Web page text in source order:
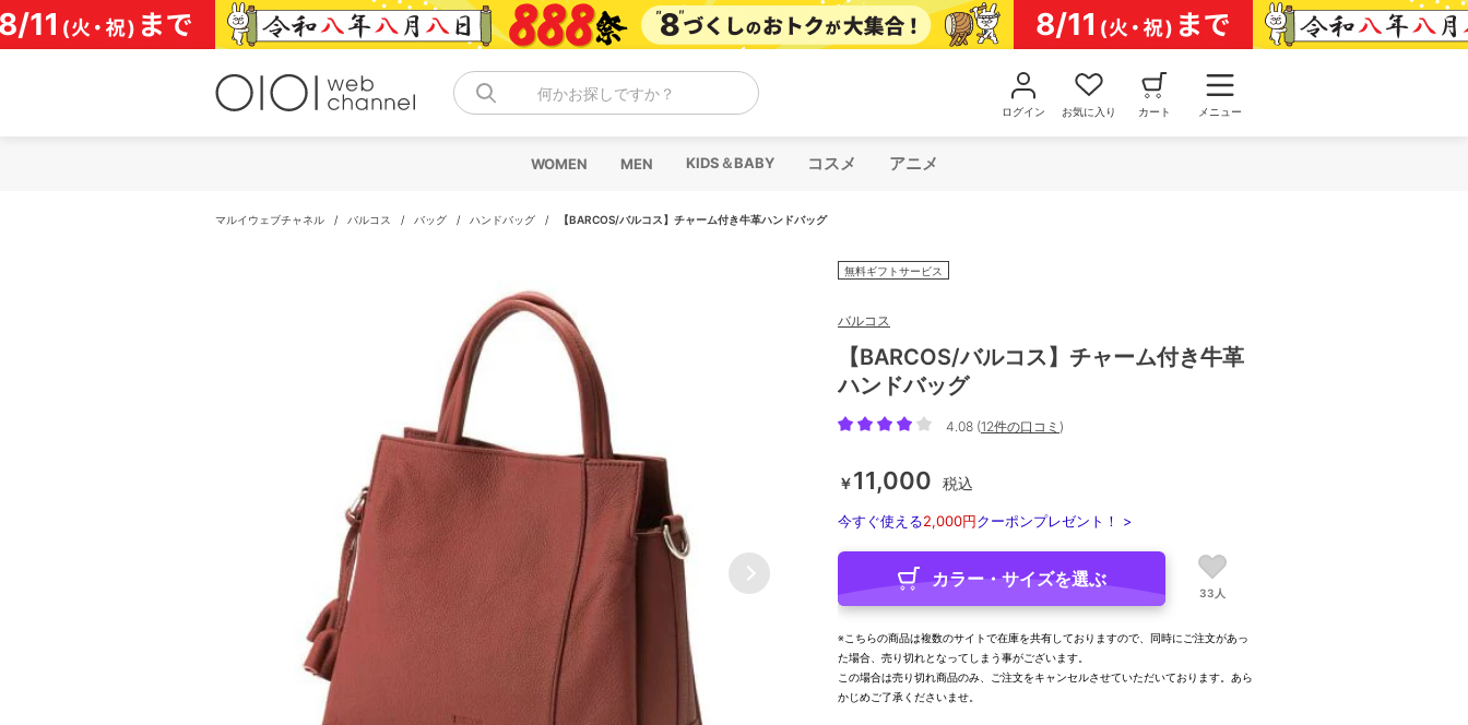
コ
ン
テ
何かお探しですか？
ログイン お気に入り カート メニュー
WOMEN MEN KIDS＆BABY コスメ アニメ
マルイウェブチャネル / バルコス / バッグ / ハンドバッグ / 【BARCOS/バルコス】チャーム付き牛革ハンドバッグ
無料ギフトサービス
バルコス
【BARCOS/バルコス】チャーム付き牛革
ハンドバッグ
4.08 (12件の口コミ )
￥11,000 税込
今すぐ使える2,000円クーポンプレゼント！ >
カラー・サイズを選ぶ
33人
※こちらの商品は複数のサイトで在庫を共有しておりますので、同時にご注文があっ
た場合、売り切れとなってしまう事がございます。
この場合は売り切れ商品のみ、ご注文をキャンセルさせていただいております。あら
かじめご了承くださいませ。